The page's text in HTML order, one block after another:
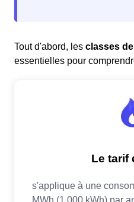
Tout d'abord, les classes
essentielles pour